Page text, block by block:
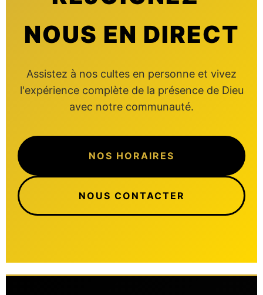
NOUS EN DIRECT
Assistez à nos cultes en personne et vivez
l'expérience complète de la présence de Dieu
avec notre communauté.
NOS HORAIRES
NOUS CONTACTER